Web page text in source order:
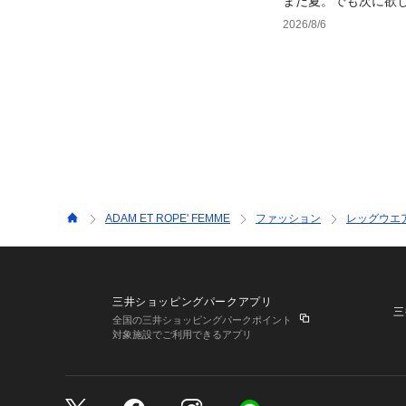
2026/8/6
ADAM ET ROPE' FEMME ファッション レッグウエ
三井ショッピングパークアプリ
全国の三井ショッピングパークポイント
対象施設でご利用できるアプリ